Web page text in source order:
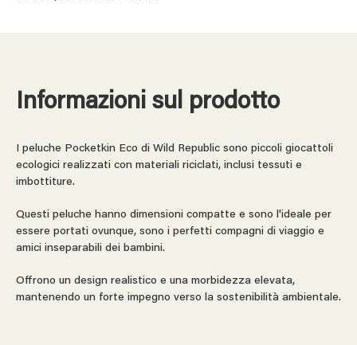
Informazioni sul prodotto
I peluche Pocketkin Eco di Wild Republic sono piccoli giocattoli
ecologici realizzati con materiali riciclati, inclusi tessuti e
imbottiture.
Questi peluche hanno dimensioni compatte e sono l'ideale per
essere portati ovunque, sono i perfetti compagni di viaggio e
amici inseparabili dei bambini.
Offrono un design realistico e una morbidezza elevata,
mantenendo un forte impegno verso la sostenibilità ambientale.